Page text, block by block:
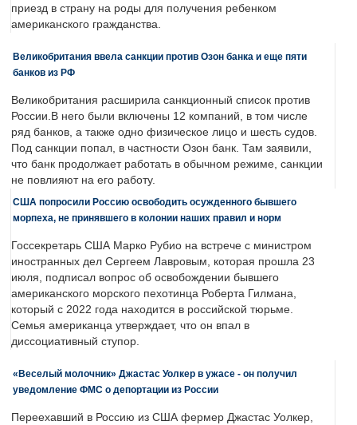
приезд в страну на роды для получения ребенком
американского гражданства.
Великобритания ввела санкции против Озон банка и еще пяти
банков из РФ
Великобритания расширила санкционный список против
России.В него были включены 12 компаний, в том числе
ряд банков, а также одно физическое лицо и шесть судов.
Под санкции попал, в частности Озон банк. Там заявили,
что банк продолжает работать в обычном режиме, санкции
не повлияют на его работу.
США попросили Россию освободить осужденного бывшего
морпеха, не принявшего в колонии наших правил и норм
Госсекретарь США Марко Рубио на встрече с министром
иностранных дел Сергеем Лавровым, которая прошла 23
июля, подписал вопрос об освобождении бывшего
американского морского пехотинца Роберта Гилмана,
который с 2022 года находится в российской тюрьме.
Семья американца утверждает, что он впал в
диссоциативный ступор.
«Веселый молочник» Джастас Уолкер в ужасе - он получил
уведомление ФМС о депортации из России
Переехавший в Россию из США фермер Джастас Уолкер,